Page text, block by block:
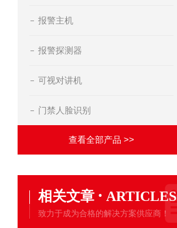
报警主机
报警探测器
可视对讲机
门禁人脸识别
查看全部产品 >>
相关文章 · ARTICLES
致力于成为合格的解决方案供应商！